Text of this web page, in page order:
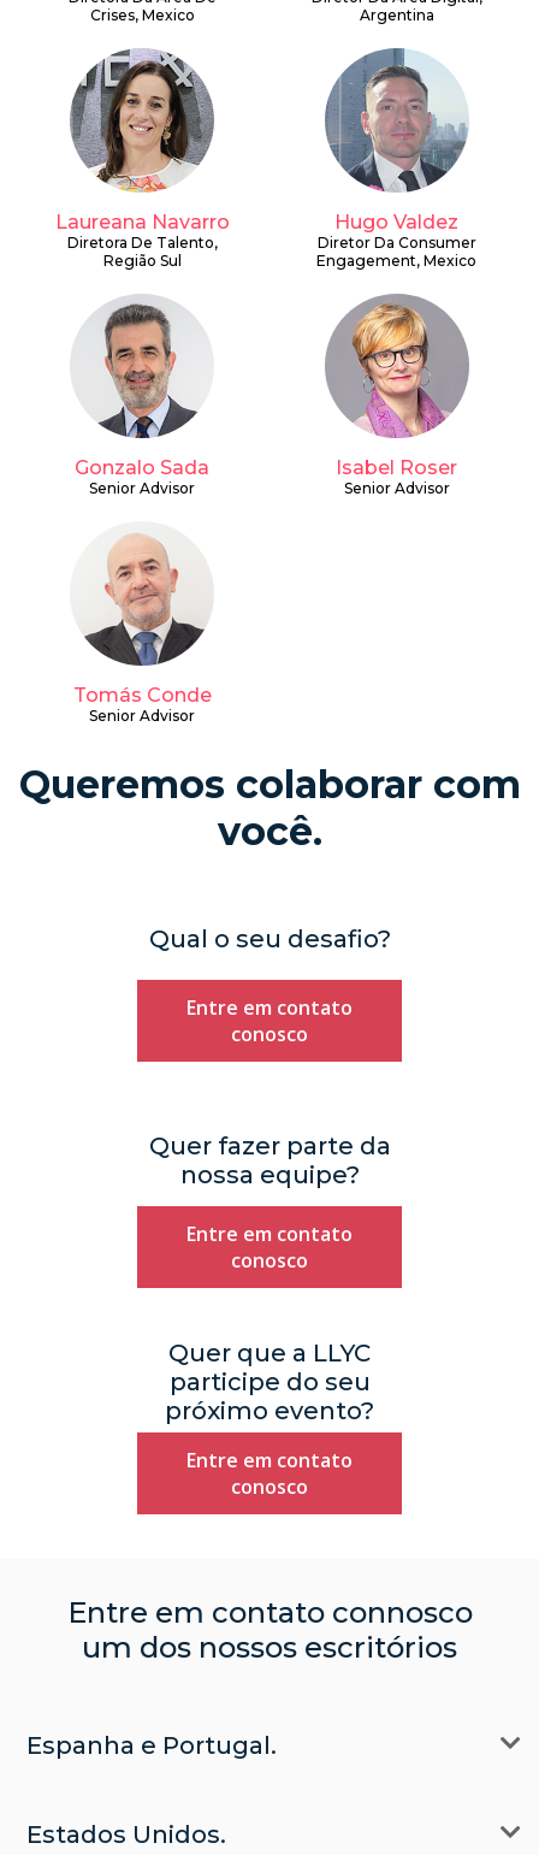
Crises, Mexico
Argentina
Laureana Navarro
Diretora De Talento,
Região Sul
Hugo Valdez
Diretor Da Consumer
Engagement, Mexico
Gonzalo Sada
Senior Advisor
Isabel Roser
Senior Advisor
Tomás Conde
Senior Advisor
Queremos colaborar com
você.
Qual o seu desafio?
Entre em contato
conosco
Quer fazer parte da
nossa equipe?
Entre em contato
conosco
Quer que a LLYC
participe do seu
próximo evento?
Entre em contato
conosco
Entre em contato connosco
um dos nossos escritórios
Espanha e Portugal.
Estados Unidos.